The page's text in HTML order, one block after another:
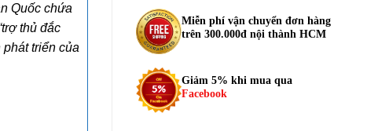
Miễn phí vận chuyển đơn hàng
trên 300.000đ nội thành HCM
Giảm 5% khi mua qua
Facebook
Quốc chứa
thủ đắc
triển của